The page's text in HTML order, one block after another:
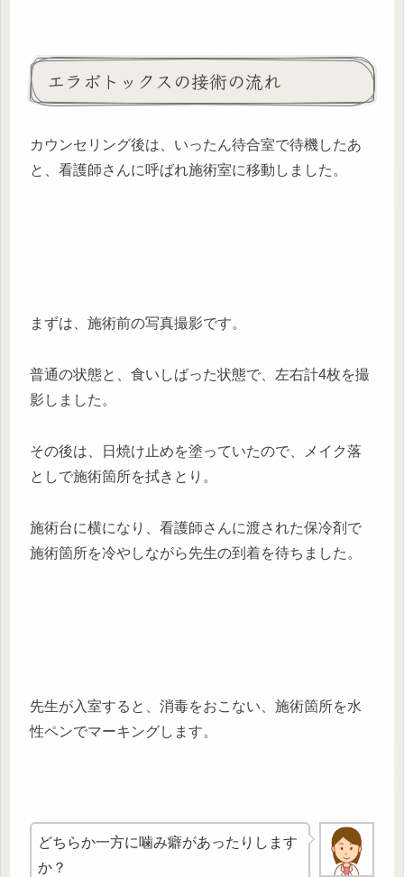
エラボトックスの接術の流れ
カウンセリング後は、いったん待合室で待機したあ
と、看護師さんに呼ばれ施術室に移動しました。
まずは、施術前の写真撮影です。
普通の状態と、食いしばった状態で、左右計4枚を撮
影しました。
その後は、日焼け止めを塗っていたので、メイク落
としで施術箇所を拭きとり。
施術台に横になり、看護師さんに渡された保冷剤で
施術箇所を冷やしながら先生の到着を待ちました。
先生が入室すると、消毒をおこない、施術箇所を水
性ペンでマーキングします。
どちらか一方に噛み癖があったりします
か？